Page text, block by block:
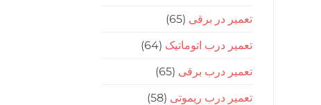
تعمیر در برقی (65)
تعمیر درب اتوماتیک (64)
تعمیر درب برقی (65)
تعمیر درب ریموتی (58)